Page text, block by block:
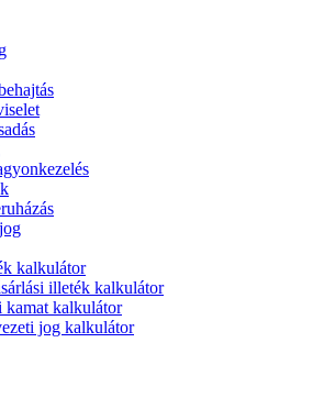
kalkulátor
illeték kalkulátor
kamat kalkulátor
jog kalkulátor